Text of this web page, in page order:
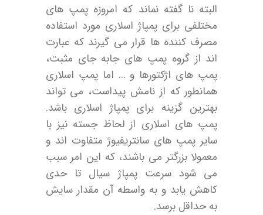
البته نا گفته نماند که امروزه پمپ های
مختلفی برای پمپاژ اسلاری مورد استفاده
مصرف کننده ها قرار می گیرند که عبارت
اند از گروه پمپ های جابه جای مثبت،
پمپ های اژکتورها و … اما پمپ اسلاری
همانطور که از نامش پیداست، می تواند
بهترین گزینه برای پمپاژ اسلاری باشد.
پمپ های اسلاری از لحاظ جسته نیز با
سایر پمپ های سانتریفیوژ متفاوت اند و
معمولا بزرگتر می باشند، که این امر سبب
می شود سرعت پمپاژ سیال تا حدی
کاهش یابد و به واسطه آن مقدار سایش
به حداقل برسد.